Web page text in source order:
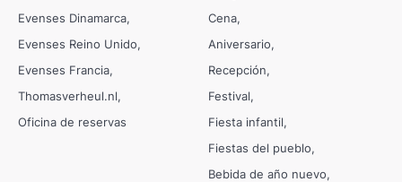
Evenses Dinamarca
Evenses Reino Unido
Evenses Francia
Thomasverheul.nl
Oficina de reservas
Cena
Aniversario
Recepción
Festival
Fiesta infantil
Fiestas del pueblo
Bebida de año nuevo